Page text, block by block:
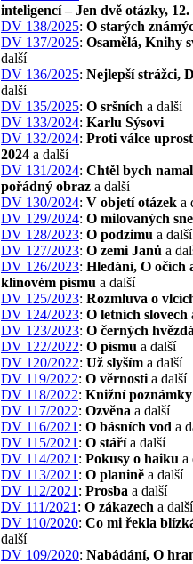
inteligencí – Jen dvě otázky,
DV 138/2025: O starých
DV 137/2025: Osamělá, Knihy
další
DV 136/2025: Nejlepší strážci,
další
DV 135/2025: O sršních a další
DV 133/2024: Karlu Sýsovi
DV 132/2024: Proti válce
2024 a další
DV 131/2024: Chtěl bych
pořádný obraz a další
DV 130/2024: V objetí otázek a
DV 129/2024: O milovaných
DV 128/2023: O podzimu a další
DV 127/2023: O zemi Janů a
DV 126/2023: Hledání, O očích
klínovém písmu a další
DV 125/2023: Rozmluva o
DV 124/2023: O letních slovech
DV 123/2023: O černých
DV 122/2022: O písmu a další
DV 120/2022: Už slyším a další
DV 119/2022: O věrnosti a další
DV 118/2022: Knižní poznámky
DV 117/2022: Ozvěna a další
DV 116/2021 : O básních vod a
DV 115/2021 : O stářía další
DV 114/2021 : Pokusy o haiku a
DV 113/2021 : O planině a další
DV 112/2021 : Prosba a další
DV 111/2021 : O zákazech a další
DV 110/2020: Co mi řekla
další
DV 109/2020: Nabádání, O